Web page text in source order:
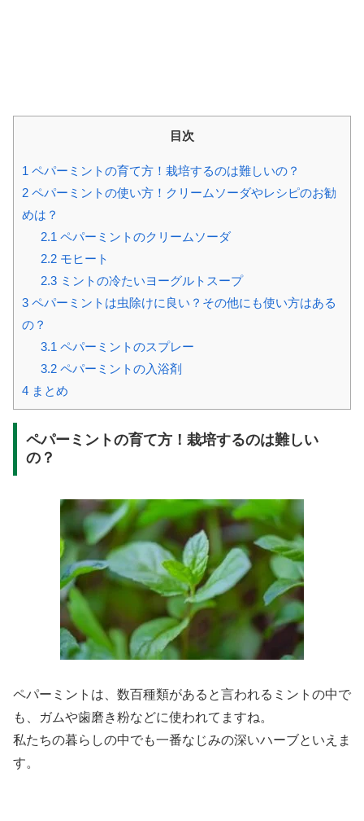
目次
1 ペパーミントの育て方！栽培するのは難しいの？
2 ペパーミントの使い方！クリームソーダやレシピのお勧
めは？
2.1 ペパーミントのクリームソーダ
2.2モヒート
2.3ミントの冷たいヨーグルトスープ
3 ペパーミントは虫除けに良い？その他にも使い方はある
の？
3.1 ペパーミントのスプレー
3.2ペパーミントの入浴剤
4 まとめ
ペパーミントの育て方！栽培するのは難しい
の？
ペパーミントは、数百種類があると言われるミントの中で
も、ガムや歯磨き粉などに使われてますね。
私たちの暮らしの中でも一番なじみの深いハーブといえま
す。